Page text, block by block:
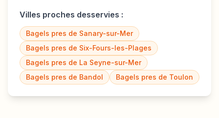
Villes proches desservies :
Bagels pres de Sanary-sur-Mer
Bagels pres de Six-Fours-les-Plages
Bagels pres de La Seyne-sur-Mer
Bagels pres de Bandol Bagels pres de Toulon